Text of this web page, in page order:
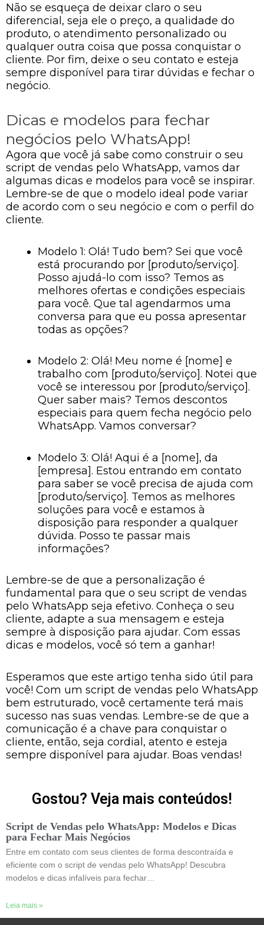
Não se esqueça de deixar claro o seu
diferencial, seja ele o preço, a qualidade do
produto, o atendimento personalizado ou
qualquer outra coisa que possa conquistar o
cliente. Por fim, deixe o seu contato e esteja
sempre disponível para tirar dúvidas e fechar o
negócio.
Dicas e modelos para fechar
negócios pelo WhatsApp!
Agora que você já sabe como construir o seu
script de vendas pelo WhatsApp, vamos dar
algumas dicas e modelos para você se inspirar.
Lembre-se de que o modelo ideal pode variar
de acordo com o seu negócio e com o perfil do
cliente.
Modelo 1: Olá! Tudo bem? Sei que você
está procurando por [produto/serviço].
Posso ajudá-lo com isso? Temos as
melhores ofertas e condições especiais
para você. Que tal agendarmos uma
conversa para que eu possa apresentar
todas as opções?
Modelo 2: Olá! Meu nome é [nome] e
trabalho com [produto/serviço]. Notei que
você se interessou por [produto/serviço].
Quer saber mais? Temos descontos
especiais para quem fecha negócio pelo
WhatsApp. Vamos conversar?
Modelo 3: Olá! Aqui é a [nome], da
[empresa]. Estou entrando em contato
para saber se você precisa de ajuda com
[produto/serviço]. Temos as melhores
soluções para você e estamos à
disposição para responder a qualquer
dúvida. Posso te passar mais
informações?
Lembre-se de que a personalização é
fundamental para que o seu script de vendas
pelo WhatsApp seja efetivo. Conheça o seu
cliente, adapte a sua mensagem e esteja
sempre à disposição para ajudar. Com essas
dicas e modelos, você só tem a ganhar!
Esperamos que este artigo tenha sido útil para
você! Com um script de vendas pelo WhatsApp
bem estruturado, você certamente terá mais
sucesso nas suas vendas. Lembre-se de que a
comunicação é a chave para conquistar o
cliente, então, seja cordial, atento e esteja
sempre disponível para ajudar. Boas vendas!
Gostou? Veja mais conteúdos!
Script de Vendas pelo WhatsApp: Modelos e Dicas
para Fechar Mais Negócios
Entre em contato com seus clientes de forma descontraída e
eficiente com o script de vendas pelo WhatsApp! Descubra
modelos e dicas infalíveis para fechar…
Leia mais »